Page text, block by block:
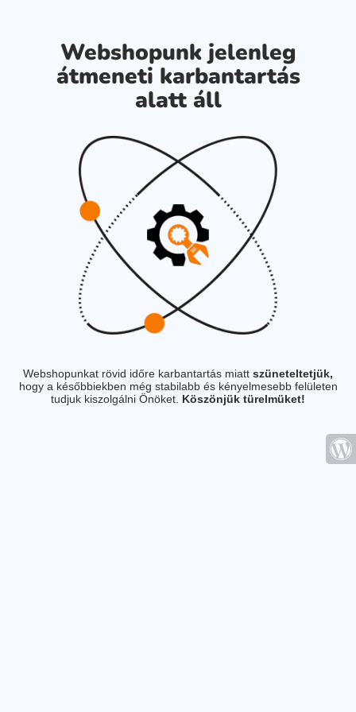
Webshopunk jelenleg
átmeneti karbantartás
alatt áll
Webshopunkat rövid időre karbantartás miatt szüneteltetjük,
hogy a későbbiekben még stabilabb és kényelmesebb felületen
tudjuk kiszolgálni Önöket. Köszönjük türelmüket!